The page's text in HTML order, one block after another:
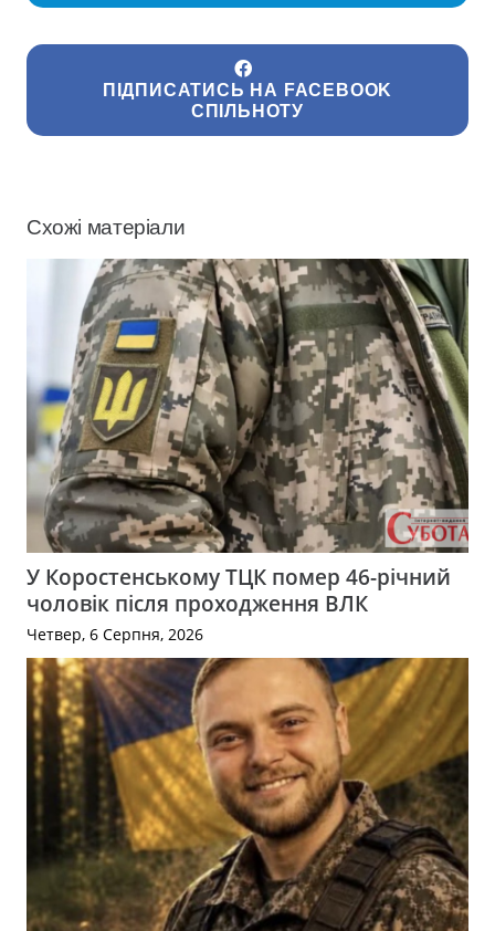
ПІДПИСАТИСЬ НА FACEBOOK
СПІЛЬНОТУ
Схожі матеріали
У Коростенському ТЦК помер 46-річний
чоловік після проходження ВЛК
Четвер, 6 Серпня, 2026